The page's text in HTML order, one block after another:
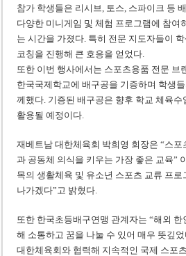
참가 학생들은 리시브, 토스, 스파이크 등
다양한 미니게임 및 체험 프로그램에 참여
는 시간을 가졌다. 특히 전문 지도자들이
코칭을 진행해 큰 호응을 얻었다.
또한 이번 행사에서는 스포츠용품 전문 브
한국국제학교에 배구공을 기증하며 학생
께했다. 기증된 배구공은 향후 학교 체육수
활용될 예정이다.
재베트남 대한체육회 박희영 회장은 “스
과 공동체 의식을 키우는 가장 좋은 교육”
목의 생활체육 및 유소년 스포츠 교류 프
나가겠다”고 밝혔다.
또한 한국초등배구연맹 관계자는 “해외
해 소통하고 꿈을 나눌 수 있어 매우 뜻깊
대한체육회와 협력해 지속적인 국제 스포